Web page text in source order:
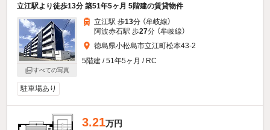
立江駅より徒歩13分 築51年5ヶ月 5階建の賃貸物件
すべての写真
立江駅 歩13分 （牟岐線）
阿波赤石駅 歩27分 （牟岐線）
徳島県小松島市立江町松本43-2
5階建 / 51年5ヶ月 / RC
駐車場あり
3.21万円